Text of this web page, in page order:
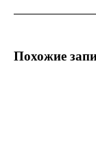
Похожие